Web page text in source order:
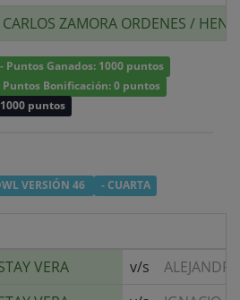
CARLOS ZAMORA ORDENES /
- Puntos Ganados: 1000 puntos
Puntos Bonificación: 0 puntos
puntos
VERSIÓN 46 - CUARTA
VERA v/s